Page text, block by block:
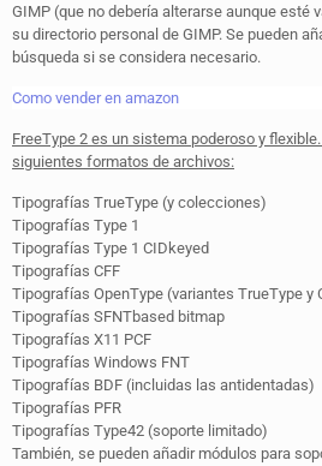
GIMP (que no debería alterarse aunque esté
su directorio personal de GIMP. Se pueden
búsqueda si se considera necesario.
Como vender en amazon
FreeType 2 es un sistema poderoso y
siguientes formatos de archivos:
Tipografías TrueType (y colecciones)
Tipografías Type 1
Tipografías Type 1 CID­keyed
Tipografías CFF
Tipografías OpenType (variantes TrueType y
Tipografías SFNT­based bitmap
Tipografías X11 PCF
Tipografías Windows FNT
Tipografías BDF (incluidas las anti­dentadas)
Tipografías PFR
Tipografías Type42 (soporte limitado)
También, se pueden añadir módulos para